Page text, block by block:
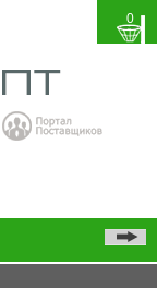
0